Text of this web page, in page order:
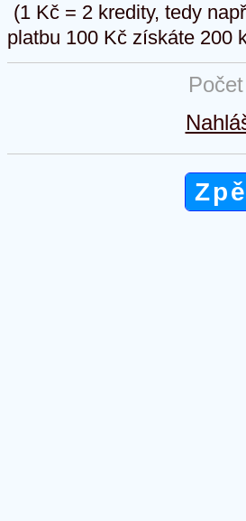
(1 Kč = 2 kredity, tedy
platbu 100 Kč získáte 200